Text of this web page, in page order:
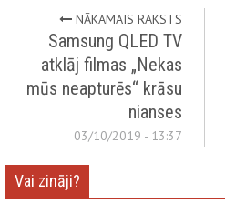
NĀKAMAIS RAKSTS
Samsung QLED TV
atklāj filmas „Nekas
mūs neapturēs“ krāsu
nianses
03/10/2019 - 13:37
Vai zināji?